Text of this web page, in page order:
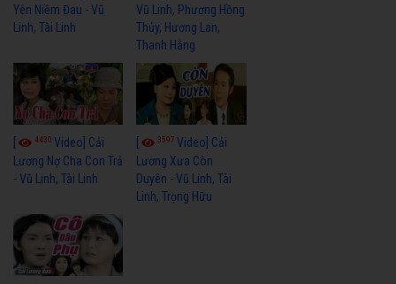
Yên Niềm Đau - Vũ
Linh, Tài Linh
Vũ Linh, Phương Hồng
Thủy, Hương Lan,
Thanh Hằng
4430 Video] Cải
Lương Nợ Cha Con Trả
- Vũ Linh, Tài Linh
3597Video] Cải
Lương Xưa Còn
Duyên - Vũ Linh, Tài
Linh, Trọng Hữu